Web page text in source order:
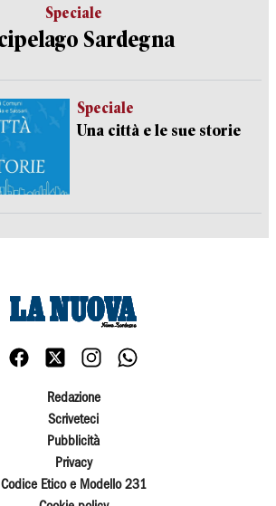
Speciale
Sardegna
Speciale
Una città e le sue storie
Redazione
Scriveteci
Pubblicità
Privacy
Codice Etico e Modello 231